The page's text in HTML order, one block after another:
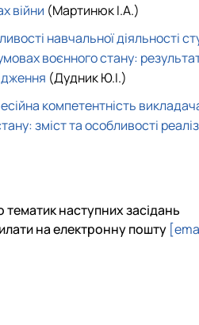
війни (Мартинюк І.А.)
навчальної діяльності
воєнного стану:
(Дудник Ю.І.)
компетентність
зміст та особливості реаліз
наступних засідань
на електронну пошту